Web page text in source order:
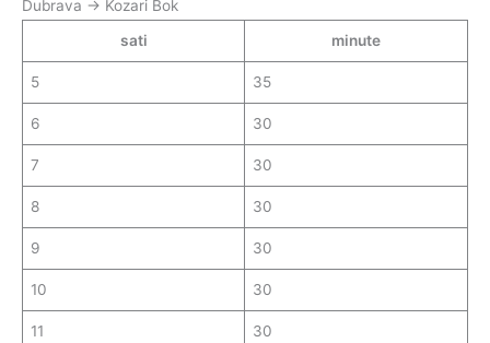
Dubrava → Kozari Bok
sati
minute
5 35
6 30
7 30
8 30
9 30
10 30
11 30